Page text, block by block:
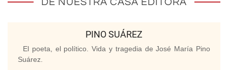
DE NUESTRA CASA EDITORA
PINO SUÁREZ
El poeta, el político. Vida y tragedia de José María Pino
Suárez.